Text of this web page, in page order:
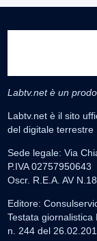
Labtv.net è un
Labtv.net è il sito
del digitale terrestre
Sede legale: Via
P.IVA 02757950643
Oscr. R.E.A. AV
Editore:
Testata giornalistica
n. 244 del